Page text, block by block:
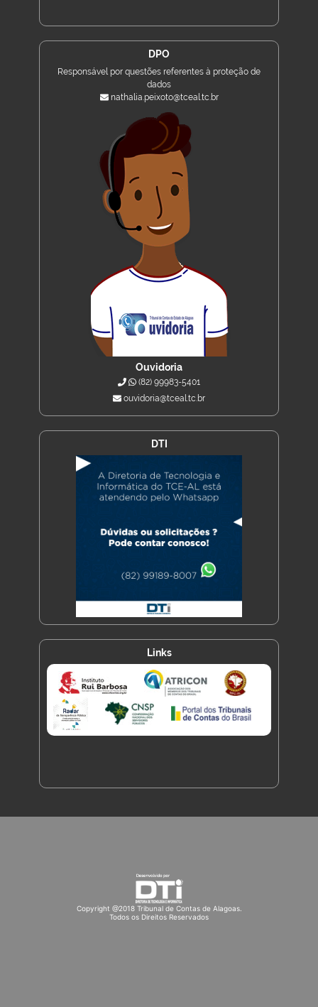
DPO
Responsável por questões referentes à proteção de
dados
nathalia.peixoto@tceal.tc.br
Ouvidoria
(82) 99983-5401
ouvidoria@tceal.tc.br
DTI
Links
Copyright @2018 Tribunal de Contas de Alagoas.
Todos os Direitos Reservados